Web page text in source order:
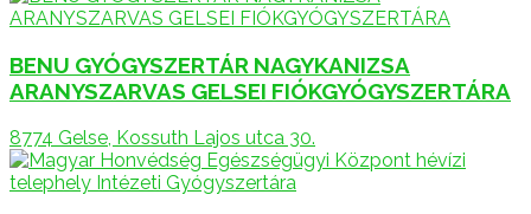
BENU GYÓGYSZERTÁR NAGYKANIZSA
ARANYSZARVAS GELSEI FIÓKGYÓGYSZERTÁRA
8774 Gelse, Kossuth Lajos utca 30.